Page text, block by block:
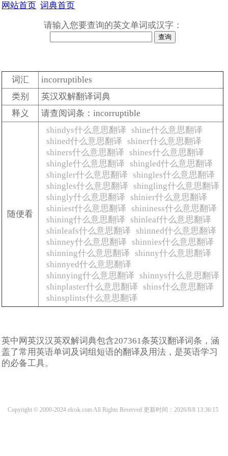
网站首页 词典首页
请输入您要查询的英文单词或汉字：
词汇
incorruptibles
类别
英汉双解翻译词典
释义
请查阅词条：incorruptible
随便看
shindys什么意思翻译 shine什么意思翻译
shined什么意思翻译 shiner什么意思翻译
shiners什么意思翻译 shines什么意思翻译
shingle什么意思翻译 shingled什么意思翻译
shingler什么意思翻译 shingles什么意思翻译
shingles什么意思翻译 shingling什么意思翻译
shingly什么意思翻译 shinier什么意思翻译
shiniest什么意思翻译 shininess什么意思翻译
shining什么意思翻译 shinleaf什么意思翻译
shinleafs什么意思翻译 shinned什么意思翻译
shinney什么意思翻译 shinnies什么意思翻译
shinning什么意思翻译 shinny什么意思翻译
shinnyed什么意思翻译
shinnying什么意思翻译 shinnys什么意思翻译
shinplaster什么意思翻译 shins什么意思翻译
shinsplints什么意思翻译
英中网英汉汉英双解词典包含207361条英汉翻译词条，涵
盖了常用英语单词及词组短语的翻译及用法，是英语学习
的必备工具。
Copyright © 2000-2024 elcok.com All Rights Reserved 更新时间：2026/8/8 13:36:15